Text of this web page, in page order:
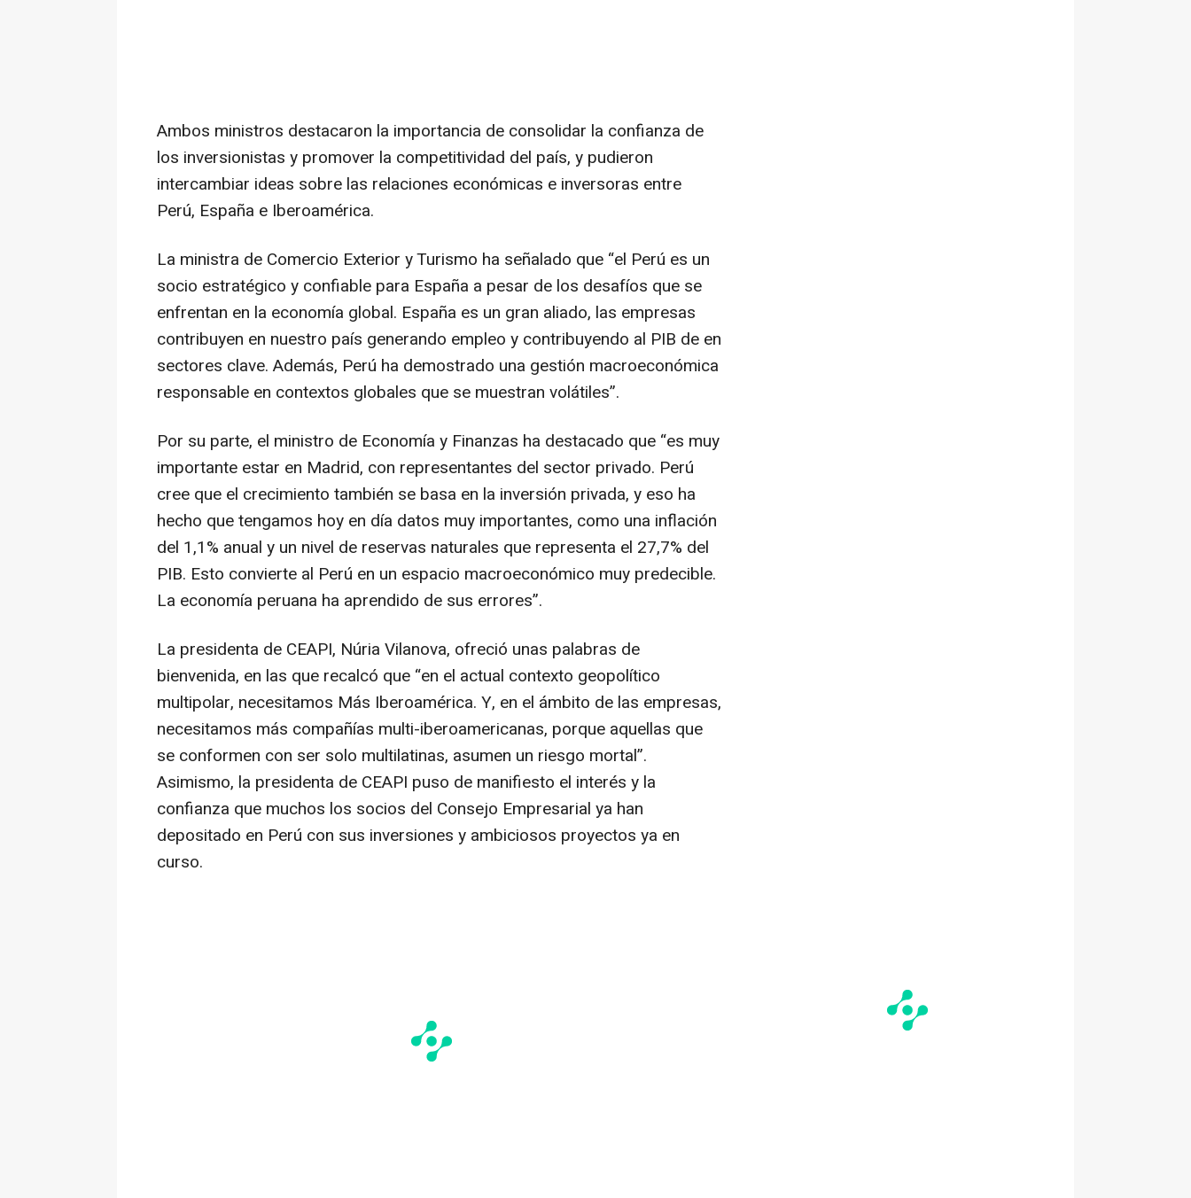
Ambos ministros destacaron la importancia de consolidar la confianza de
los inversionistas y promover la competitividad del país, y pudieron
intercambiar ideas sobre las relaciones económicas e inversoras entre
Perú, España e Iberoamérica.
La ministra de Comercio Exterior y Turismo ha señalado que “el Perú es un
socio estratégico y confiable para España a pesar de los desafíos que se
enfrentan en la economía global. España es un gran aliado, las empresas
contribuyen en nuestro país generando empleo y contribuyendo al PIB de en
sectores clave. Además, Perú ha demostrado una gestión macroeconómica
responsable en contextos globales que se muestran volátiles”.
Por su parte, el ministro de Economía y Finanzas ha destacado que “es muy
importante estar en Madrid, con representantes del sector privado. Perú
cree que el crecimiento también se basa en la inversión privada, y eso ha
hecho que tengamos hoy en día datos muy importantes, como una inflación
del 1,1% anual y un nivel de reservas naturales que representa el 27,7% del
PIB. Esto convierte al Perú en un espacio macroeconómico muy predecible.
La economía peruana ha aprendido de sus errores”.
La presidenta de CEAPI, Núria Vilanova, ofreció unas palabras de
bienvenida, en las que recalcó que “en el actual contexto geopolítico
multipolar, necesitamos Más Iberoamérica. Y, en el ámbito de las empresas,
necesitamos más compañías multi-iberoamericanas, porque aquellas que
se conformen con ser solo multilatinas, asumen un riesgo mortal”.
Asimismo, la presidenta de CEAPI puso de manifiesto el interés y la
confianza que muchos los socios del Consejo Empresarial ya han
depositado en Perú con sus inversiones y ambiciosos proyectos ya en
curso.